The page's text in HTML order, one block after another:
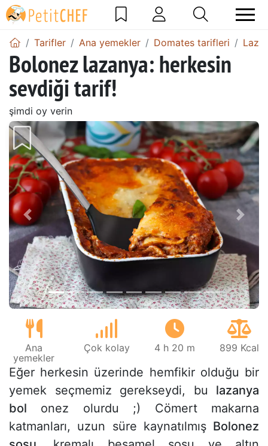
Tarifler Ana yemekler Domates tarifleri
Bolonez lazanya: herkesin
sevdiği tarif!
şimdi oy verin
Önceki
Ana
yemekler
Çok kolay 4 h 20 m 899 Kcal
Eğer herkesin üzerinde hemfikir olduğu bir
yemek seçmemiz gerekseydi, bu lazanya
bol onez olurdu ;) Cömert makarna
katmanları, uzun süre kaynatılmış Bolonez